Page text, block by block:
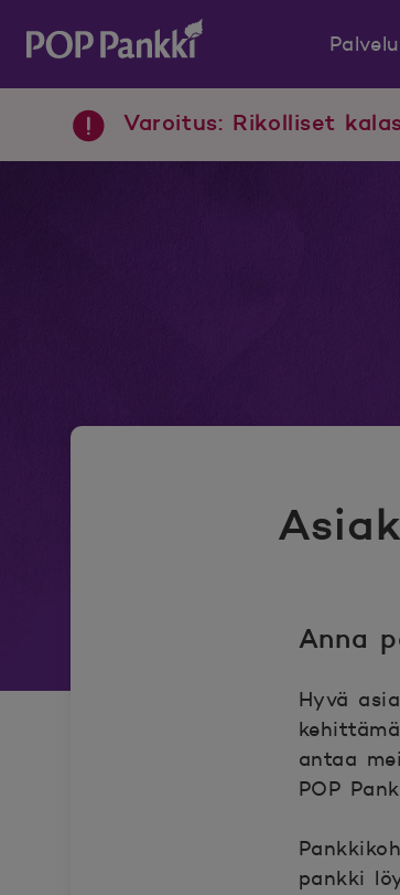
POP Pankki, etusivulle
Varoitus: Rikolliset
Anna
Hyvä
antaa
POP
pankki